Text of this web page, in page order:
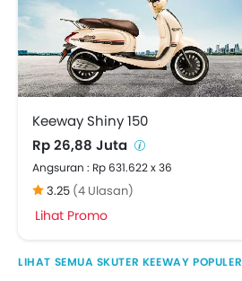
Keeway Shiny 150
Rp 26,88 Juta
Angsuran : Rp 631.622 x 36
3.25 (4 Ulasan)
Lihat Promo
SKUTER KEEWAY POPULER